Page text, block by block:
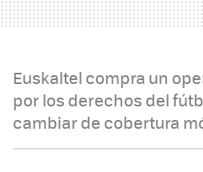
Euskaltel compra un
por los derechos del
cambiar de cobertura